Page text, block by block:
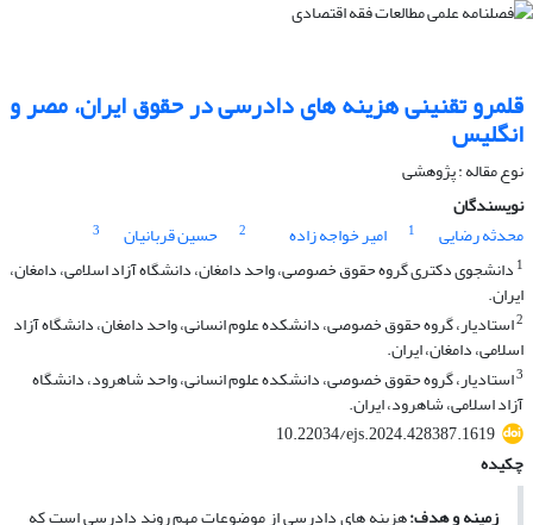
قلمرو تقنینی هزینه های دادرسی در حقوق ایران، مصر و
انگلیس
نوع مقاله : پژوهشی
نویسندگان
محدثه رضایی
1 امیر خواجه زاده 2 حسین قربانیان
3
1 دانشجوی دکتری گروه حقوق خصوصی، واحد دامغان، دانشگاه آزاد اسلامی، دامغان،
ایران.
2استادیار، گروه حقوق خصوصی، دانشکده علوم انسانی، واحد دامغان، دانشگاه آزاد
اسلامی، دامغان، ایران.
3استادیار، گروه حقوق خصوصی، دانشکده علوم انسانی، واحد شاهرود، دانشگاه
آزاد اسلامی، شاهرود، ایران.
10.22034/ejs.2024.428387.1619
چکیده
زمینه و هدف:هزینه­ های دادرسی از موضوعات مهم روند دادرسی است که